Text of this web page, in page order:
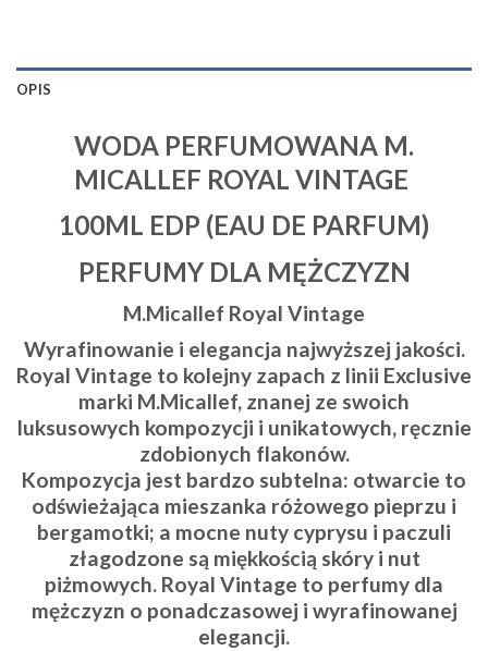
OPIS
WODA PERFUMOWANA M.
MICALLEF ROYAL VINTAGE
100ML EDP (EAU DE PARFUM)
PERFUMY DLA MĘŻCZYZN
M.Micallef Royal Vintage
Wyrafinowanie i elegancja najwyższej jakości.
Royal Vintage to kolejny zapach z linii Exclusive
marki M.Micallef, znanej ze swoich
luksusowych kompozycji i unikatowych, ręcznie
zdobionych flakonów.
Kompozycja jest bardzo subtelna: otwarcie to
odświeżająca mieszanka różowego pieprzu i
bergamotki; a mocne nuty cyprysu i paczuli
złagodzone są miękkością skóry i nut
piżmowych. Royal Vintage to perfumy dla
mężczyzn o ponadczasowej i wyrafinowanej
elegancji.